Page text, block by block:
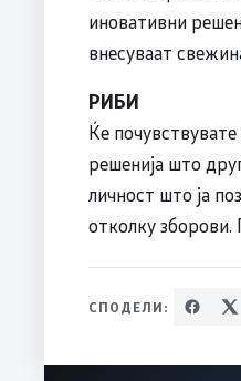
иновативни
внесуваат
РИБИ
Ќе
решенија што
личност што ја
отколку зборови.
СПОДЕЛИ: